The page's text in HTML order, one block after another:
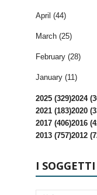
April (44)
March (25)
February (28)
January (11)
2025 (329)2024
2021 (183)2020
2017 (406)2016
2013 (757)2012
I